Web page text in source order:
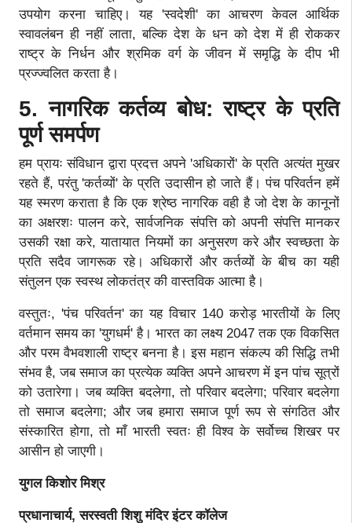
उपयोग करना चाहिए। यह 'स्वदेशी' का आचरण केवल आर्थिक
स्वावलंबन ही नहीं लाता, बल्कि देश के धन को देश में ही रोककर
राष्ट्र के निर्धन और श्रमिक वर्ग के जीवन में समृद्धि के दीप भी
प्रज्ज्वलित करता है।
5. नागरिक कर्तव्य बोध: राष्ट्र के प्रति
पूर्ण समर्पण
हम प्रायः संविधान द्वारा प्रदत्त अपने 'अधिकारों' के प्रति अत्यंत मुखर
रहते हैं, परंतु 'कर्तव्यों' के प्रति उदासीन हो जाते हैं। पंच परिवर्तन हमें
यह स्मरण कराता है कि एक श्रेष्ठ नागरिक वही है जो देश के कानूनों
का अक्षरशः पालन करे, सार्वजनिक संपत्ति को अपनी संपत्ति मानकर
उसकी रक्षा करे, यातायात नियमों का अनुसरण करे और स्वच्छता के
प्रति सदैव जागरूक रहे। अधिकारों और कर्तव्यों के बीच का यही
संतुलन एक स्वस्थ लोकतंत्र की वास्तविक आत्मा है।
वस्तुतः, 'पंच परिवर्तन' का यह विचार 140 करोड़ भारतीयों के लिए
वर्तमान समय का 'युगधर्म' है। भारत का लक्ष्य 2047 तक एक विकसित
और परम वैभवशाली राष्ट्र बनना है। इस महान संकल्प की सिद्धि तभी
संभव है, जब समाज का प्रत्येक व्यक्ति अपने आचरण में इन पांच सूत्रों
को उतारेगा। जब व्यक्ति बदलेगा, तो परिवार बदलेगा; परिवार बदलेगा
तो समाज बदलेगा; और जब हमारा समाज पूर्ण रूप से संगठित और
संस्कारित होगा, तो माँ भारती स्वतः ही विश्व के सर्वोच्च शिखर पर
आसीन हो जाएगी।
युगल किशोर मिश्र
प्रधानाचार्य, सरस्वती शिशु मंदिर इंटर कॉलेज